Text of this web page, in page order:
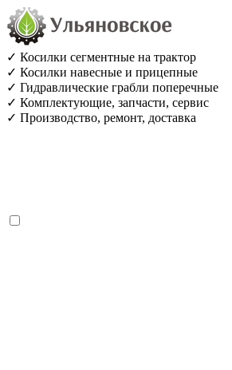
✓ Косилки сегментные на трактор
✓ Косилки навесные и прицепные
✓ Гидравлические грабли поперечные
✓ Комплектующие, запчасти, сервис
✓ Производство, ремонт, доставка